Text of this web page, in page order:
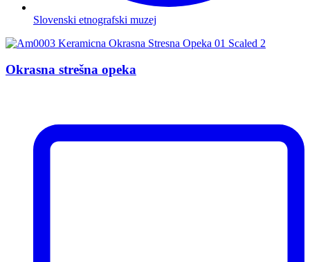
Slovenski etnografski muzej
Okrasna strešna opeka